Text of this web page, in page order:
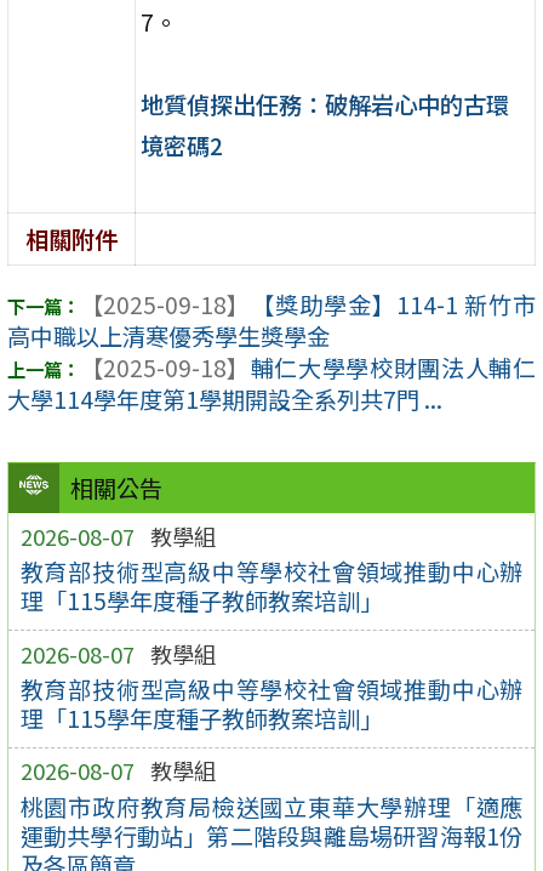
相關公告
2026-08-07 教學組
教育部技術型高級中等學校社會領域推動中心辦
理「115學年度種子教師教案培訓」
2026-08-07 教學組
教育部技術型高級中等學校社會領域推動中心辦
理「115學年度種子教師教案培訓」
2026-08-07 教學組
桃園市政府教育局檢送國立東華大學辦理「適應
運動共學行動站」第二階段與離島場研習海報1份
7。
地質偵探出任務：破解岩心中的古環
境密碼2
相關附件
【2025-09-18】
【獎助學金】114-1 新竹市
高中職以上清寒優秀學生獎學金
【2025-09-18】 輔仁大學學校財團法人輔仁
大學114學年度第1學期開設全系列共7門 ...